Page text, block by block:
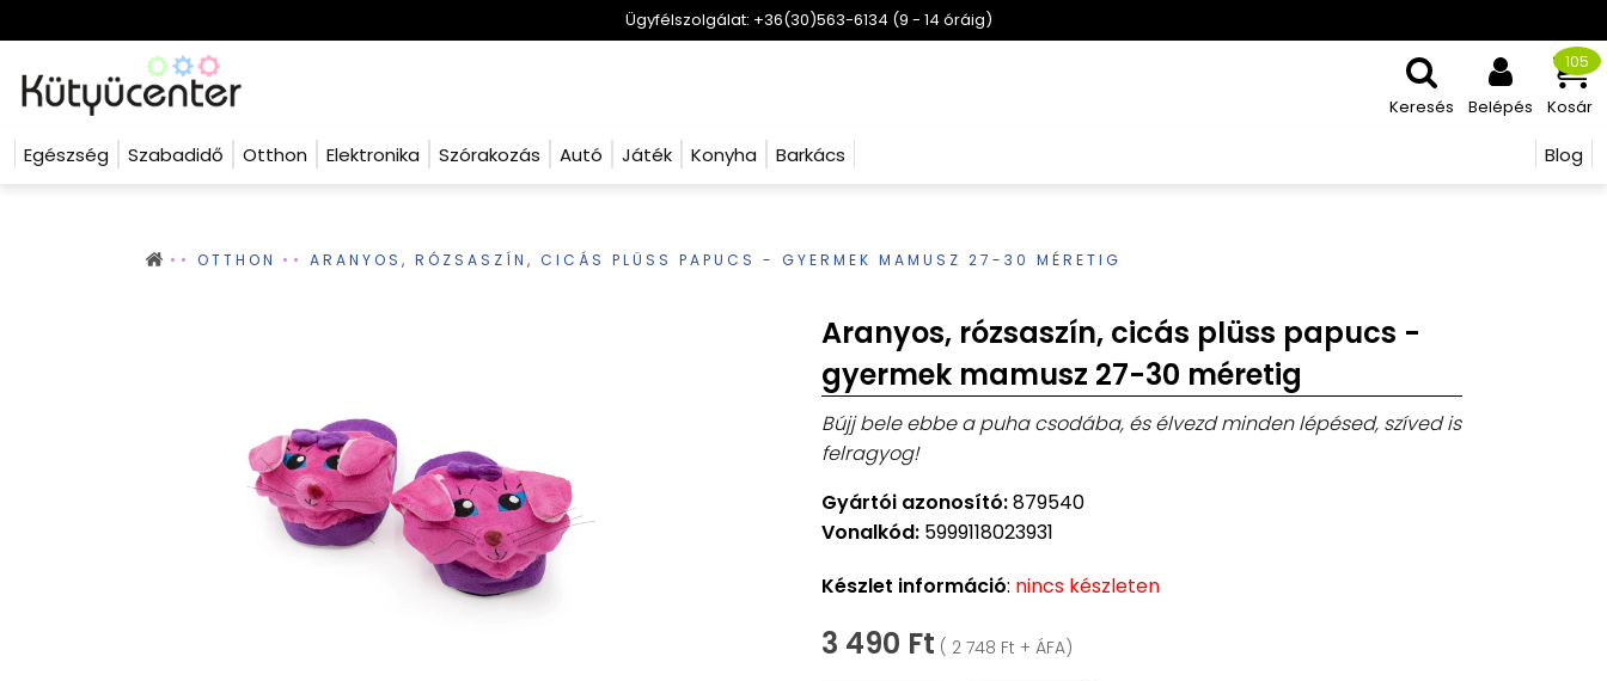
Ügyfélszolgálat: +36(30)563-6134 (9 - 14 óráig)
Keresés Belépés Kosár
105
Blog
Egészség Szabadidő Otthon Elektronika Szórakozás Autó Játék Konyha Barkács
OTTHON ARANYOS, RÓZSASZÍN, CICÁS PLÜSS PAPUCS - GYERMEK MAMUSZ 27-30 MÉRETIG
Aranyos, rózsaszín, cicás plüss papucs -
gyermek mamusz 27-30 méretig
Bújj bele ebbe a puha csodába, és élvezd minden lépésed, szíved is
felragyog!
Gyártói azonosító:879540
Vonalkód: 5999118023931
Készlet információ: nincs készleten
3 490 Ft ( 2 748 Ft + ÁFA)